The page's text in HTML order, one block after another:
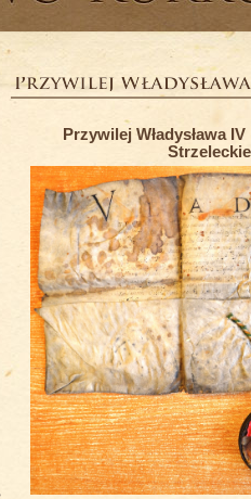
Przywilej Władysława